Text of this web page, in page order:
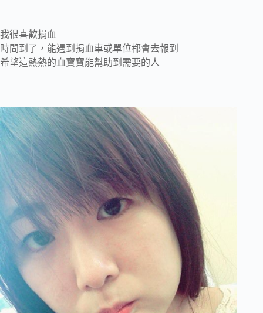
我很喜歡捐血
時間到了，能遇到捐血車或單位都會去報到
希望這熱熱的血寶寶能幫助到需要的人